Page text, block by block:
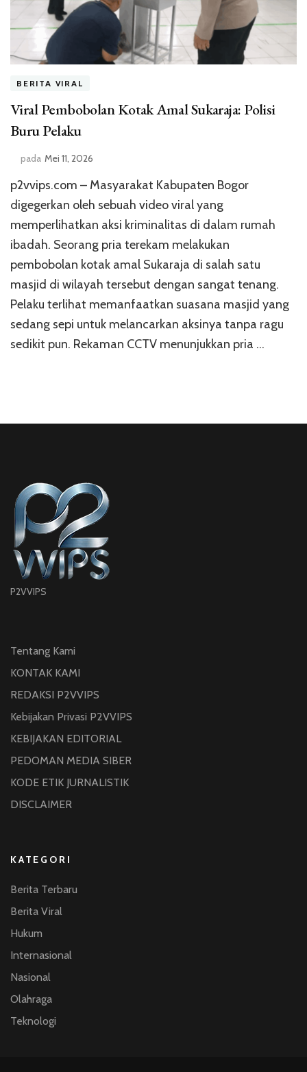
BERITA VIRAL
Viral Pembobolan Kotak Amal Sukaraja: Polisi
Buru Pelaku
pada Mei 11, 2026
p2vvips.com – Masyarakat Kabupaten Bogor
digegerkan oleh sebuah video viral yang
memperlihatkan aksi kriminalitas di dalam rumah
ibadah. Seorang pria terekam melakukan
pembobolan kotak amal Sukaraja di salah satu
masjid di wilayah tersebut dengan sangat tenang.
Pelaku terlihat memanfaatkan suasana masjid yang
sedang sepi untuk melancarkan aksinya tanpa ragu
sedikit pun. Rekaman CCTV menunjukkan pria …
P2VVIPS
Tentang Kami
KONTAK KAMI
REDAKSI P2VVIPS
Kebijakan Privasi P2VVIPS
KEBIJAKAN EDITORIAL
PEDOMAN MEDIA SIBER
KODE ETIK JURNALISTIK
DISCLAIMER
KATEGORI
Berita Terbaru
Berita Viral
Hukum
Internasional
Nasional
Olahraga
Teknologi